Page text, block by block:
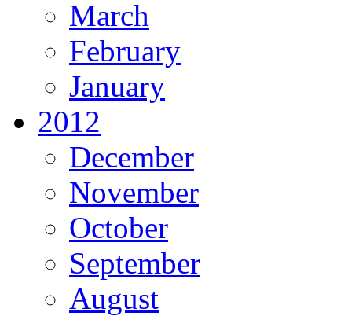
March
February
January
2012
December
November
October
September
August